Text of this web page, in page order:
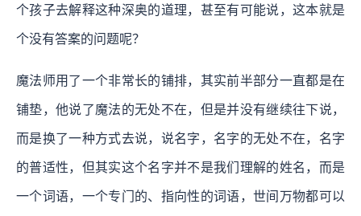
个孩子去解释这种深奥的道理，甚至有可能说，这本就是
个没有答案的问题呢？
魔法师用了一个非常长的铺排，其实前半部分一直都是在
铺垫，他说了魔法的无处不在，但是并没有继续往下说，
而是换了一种方式去说，说名字，名字的无处不在，名字
的普适性，但其实这个名字并不是我们理解的姓名，而是
一个词语，一个专门的、指向性的词语，世间万物都可以